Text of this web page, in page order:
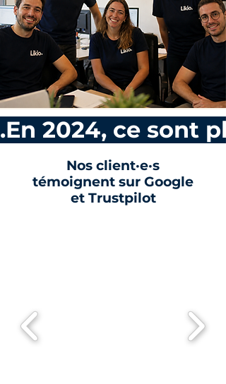
.En 2024, ce sont
Nos client·e·s
témoignent sur Google
et Trustpilot